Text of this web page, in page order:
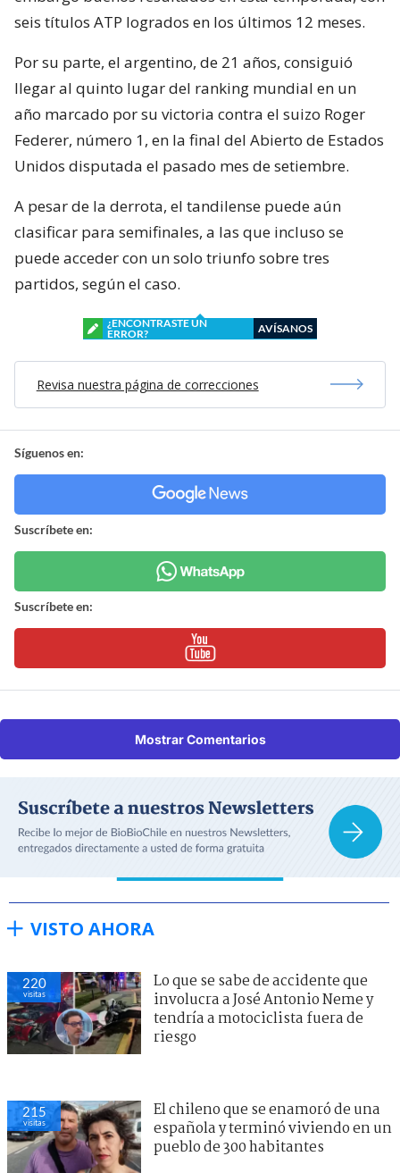
seis títulos ATP logrados en los últimos 12 meses.
Por su parte, el argentino, de 21 años, consiguió
llegar al quinto lugar del ranking mundial en un
año marcado por su victoria contra el suizo Roger
Federer, número 1, en la final del Abierto de Estados
Unidos disputada el pasado mes de setiembre.
A pesar de la derrota, el tandilense puede aún
clasificar para semifinales, a las que incluso se
puede acceder con un solo triunfo sobre tres
partidos, según el caso.
¿ENCONTRASTE UN
ERROR?
AVÍSANOS
Revisa nuestra página de correcciones
Síguenos en:
Suscríbete en:
Suscríbete en:
Mostrar Comentarios
VISTO AHORA
220
visitas
Lo que se sabe de accidente que
involucra a José Antonio Neme y
tendría a motociclista fuera de
riesgo
215
visitas
El chileno que se enamoró de una
española y terminó viviendo en un
pueblo de 300 habitantes